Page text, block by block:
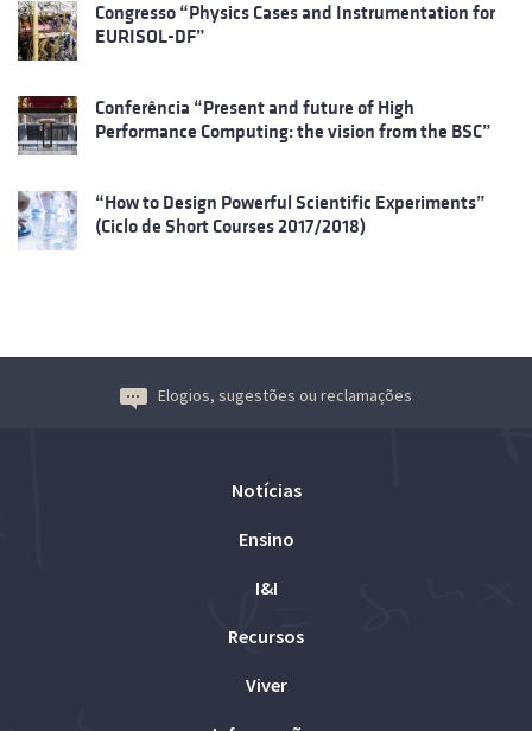
Congresso “Physics Cases and Instrumentation for
EURISOL-DF”
Conferência “Present and future of High
Performance Computing: the vision from the BSC”
“How to Design Powerful Scientific Experiments”
(Ciclo de Short Courses 2017/2018)
Elogios, sugestões ou reclamações
Notícias
Ensino
I&I
Recursos
Viver